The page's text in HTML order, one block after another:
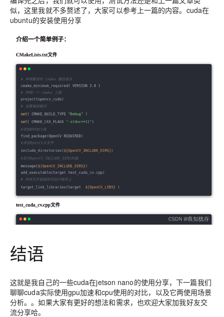
似，这里我就不多赘述了，大家可以参考上一篇的内容。cuda在
ubuntu的安装使用分享
结语
这就是我自己的一些cuda在jetson nano的使用分享，下一篇我们
聊聊cuda实际使用gpu加速和cpu使用的对比，以及它两使用场景
分析。。如果大家有更好的想法和需求，也欢迎大家加我好友交
流分享哈。